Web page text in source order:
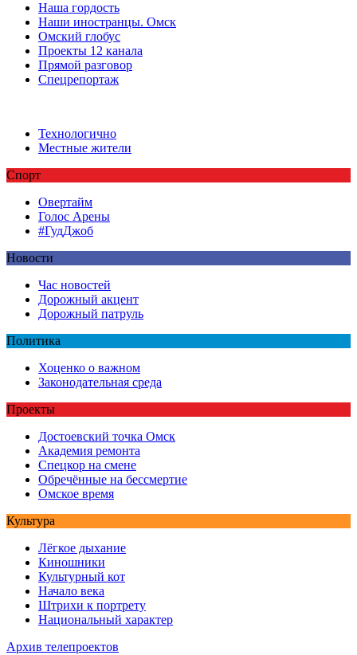
Наша гордость
Наши иностранцы. Омск
Омский глобус
Проекты 12 канала
Прямой разговор
Спецрепортаж
Технологично
Местные жители
Спорт
Овертайм
Голос Арены
#ГудДжоб
Новости
Час новостей
Дорожный акцент
Дорожный патруль
Политика
Хоценко о важном
Законодательная среда
Проекты
Достоевский точка Омск
Академия ремонта
Спецкор на смене
Обречённые на бессмертие
Омское время
Культура
Лёгкое дыхание
Киношники
Культурный кот
Начало века
Штрихи к портрету
Национальный характер
Архив телепроектов